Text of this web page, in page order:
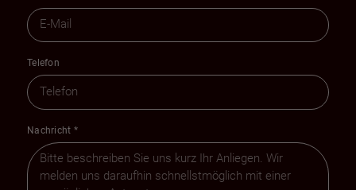
Telefon
Nachricht *